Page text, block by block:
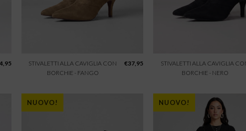
STIVALETTI ALLA CAVIGLIA CON
BORCHIE - FANGO
€37,95
STIVALETTI ALLA CAVIGLIA
BORCHIE - NERO
NUOVO! NUOVO!